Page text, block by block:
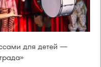
для детей —